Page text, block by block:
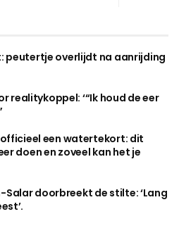
peutertje overlijdt na aanrijding
realitykoppel: ‘“Ik houd de eer
een watertekort: dit
doen en zoveel kan het je
Salar doorbreekt de stilte: ‘Lang